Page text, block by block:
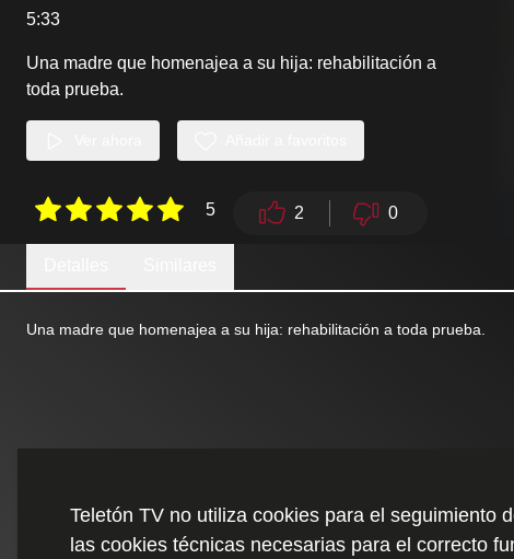
5:33
Una madre que homenajea a su hija: rehabilitación a
toda prueba.
5 2 0
Una madre que homenajea a su hija: rehabilitación a toda prueba.
Teletón TV no utiliza cookies para el seguimiento
las cookies técnicas necesarias para el correcto